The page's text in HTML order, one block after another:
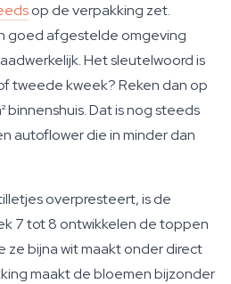
op de verpakking zet.
goed afgestelde omgeving
Het sleutelwoord is
tweede kweek? Reken dan op
Dat is nog steeds
autoflower die in minder dan
overpresteert, is de
7 tot 8 ontwikkelen de toppen
ze bijna wit maakt onder direct
maakt de bloemen bijzonder